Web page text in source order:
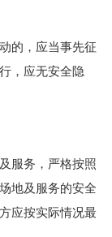
的，应当事先征
，应无安全隐
服务，严格按照
地及服务的安全
应按实际情况最